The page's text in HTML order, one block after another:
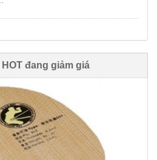
đang giảm giá